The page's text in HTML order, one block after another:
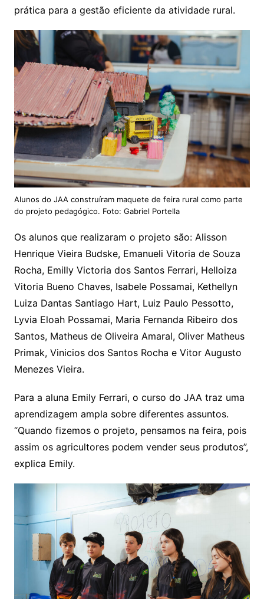
prática para a gestão eficiente da atividade rural.
Alunos do JAA construíram maquete de feira rural como parte
do projeto pedagógico. Foto: Gabriel Portella
Os alunos que realizaram o projeto são: Alisson
Henrique Vieira Budske, Emanueli Vitoria de Souza
Rocha, Emilly Victoria dos Santos Ferrari, Helloiza
Vitoria Bueno Chaves, Isabele Possamai, Kethe­llyn
Luiza Dantas Santiago Hart, Luiz Paulo Pessotto,
Lyvia Eloah Possamai, Maria Fernanda Ribeiro dos
Santos, Matheus de Oliveira Amaral, Oliver Matheus
Primak, Vinicios dos Santos Rocha e Vitor Augusto
Menezes Vieira.
Para a aluna Emily Ferrari, o curso do JAA traz uma
aprendizagem ampla sobre diferentes assuntos.
“Quando fizemos o projeto, pensamos na feira, pois
assim os agricultores podem vender seus produtos”,
explica Emily.